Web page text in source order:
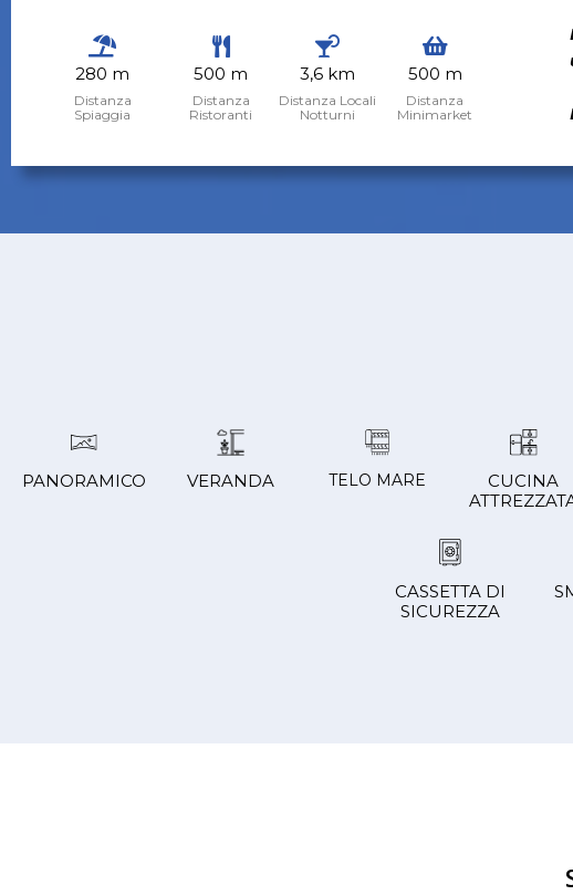
280 m
Distanza
Spiaggia
500 m
Distanza
Ristoranti
3,6 km
Distanza Locali
Notturni
500 m
Distanza
Minimarket
PANORAMICO VERANDA TELO MARE
CUCINA
CASSETTA DI
SICUREZZA